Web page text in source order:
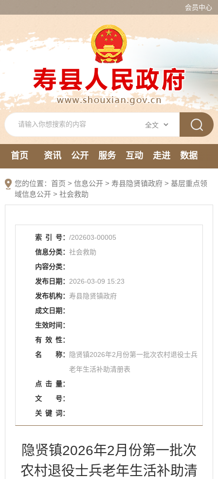
会员中心
首页 资讯 公开 服务 互动 走进
数据
您的位置： 首页 > 信息公开 > 寿县隐贤镇政府 > 基层重点领
域信息公开 > 社会救助
索 引 号： /202603-00005
信息分类： 社会救助
内容分类：
发布日期： 2026-03-09 15:23
发布机构： 寿县隐贤镇政府
成文日期：
生效时间：
有 效 性：
名
称：
隐贤镇2026年2月份第一批次农村退役士兵
老年生活补助清册表
点 击 量：
文
号：
关 键 词：
隐贤镇2026年2月份第一批次
农村退役士兵老年生活补助清